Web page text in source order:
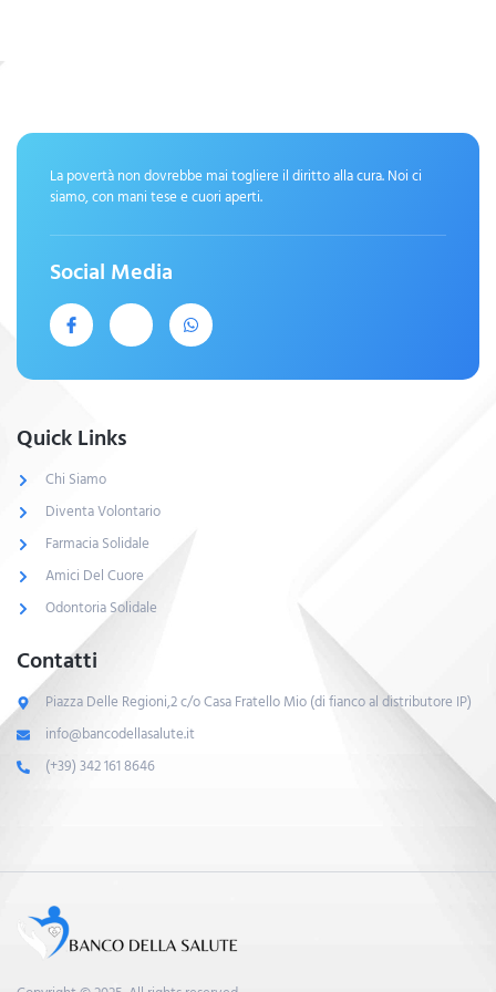
La povertà non dovrebbe mai togliere il diritto alla cura. Noi ci
siamo, con mani tese e cuori aperti.
Social Media
Quick Links
Chi Siamo
Diventa Volontario
Farmacia Solidale
Amici Del Cuore
Odontoria Solidale
Contatti
Piazza Delle Regioni,2 c/o Casa Fratello Mio (di fianco al distributore IP)
info@bancodellasalute.it
(+39) 342 161 8646